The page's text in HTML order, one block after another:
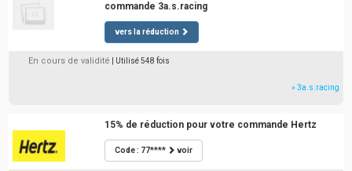
commande 3a.s.racing
vers la réduction
En cours de validité | Utilisé 548 fois
» 3a.s.racing
15% de réduction pour votre commande Hertz
Code : 77**** voir